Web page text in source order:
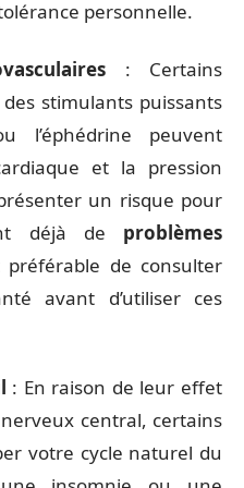
personnelle.
: Certains
stimulants puissants
peuvent
et la pression
un risque pour
déjà de problèmes
de consulter
avant d’utiliser ces
: En raison de leur effet
central, certains
votre cycle naturel du